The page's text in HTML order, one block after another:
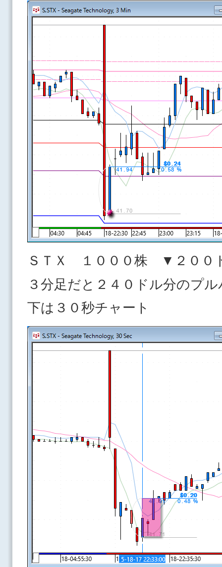
ＳＴＸ １０００株 ▼２００
３分足だと２４０ドル分のプ
下は３０秒チャート